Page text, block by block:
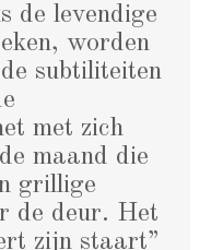
de levendige
worden
subtiliteiten
met zich
maand die
grillige
de deur. Het
zijn staart”